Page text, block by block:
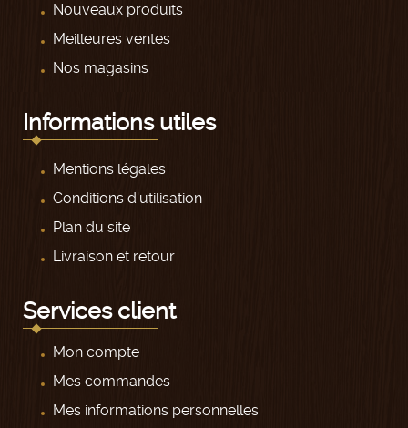
Nouveaux produits
Meilleures ventes
Nos magasins
Informations utiles
Mentions légales
Conditions d'utilisation
Plan du site
Livraison et retour
Services client
Mon compte
Mes commandes
Mes informations personnelles